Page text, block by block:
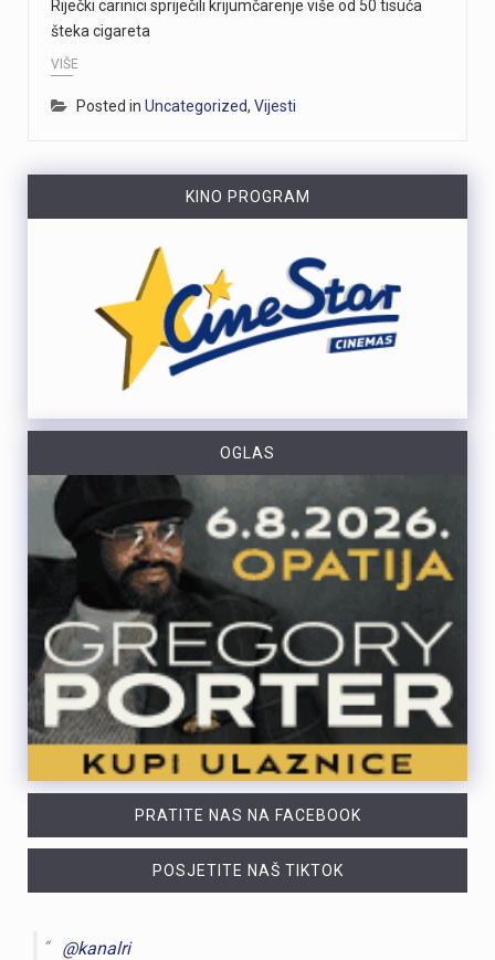
Riječki carinici spriječili krijumčarenje više od 50 tisuća
šteka cigareta
VIŠE
Posted in Uncategorized, Vijesti
KINO PROGRAM
OGLAS
PRATITE NAS NA FACEBOOK
POSJETITE NAŠ TIKTOK
@kanalri